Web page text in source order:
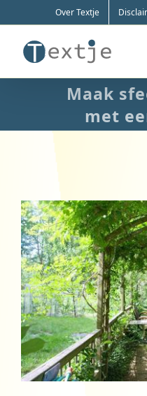
Over Textje
Maak
met
Bekijk
grotere
afbeelding